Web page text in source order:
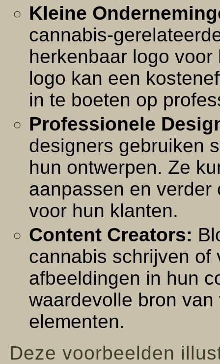
Kleine
cannabis-
herkenbaar logo
logo kan een
in te boeten op
Professionele
designers gebruiken
hun ontwerpen. Ze
aanpassen en
voor hun klanten.
Content Creators:
cannabis schrijven of
afbeeldingen in hun
waardevolle bron
elementen.
Deze voorbeelden